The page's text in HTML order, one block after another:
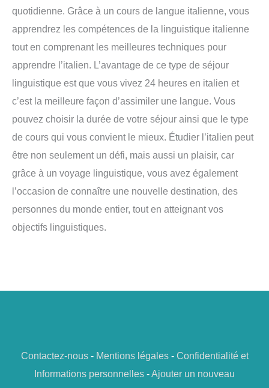
quotidienne. Grâce à un cours de langue italienne, vous
apprendrez les compétences de la linguistique italienne
tout en comprenant les meilleures techniques pour
apprendre l’italien. L’avantage de ce type de séjour
linguistique est que vous vivez 24 heures en italien et
c’est la meilleure façon d’assimiler une langue. Vous
pouvez choisir la durée de votre séjour ainsi que le type
de cours qui vous convient le mieux. Étudier l’italien peut
être non seulement un défi, mais aussi un plaisir, car
grâce à un voyage linguistique, vous avez également
l’occasion de connaître une nouvelle destination, des
personnes du monde entier, tout en atteignant vos
objectifs linguistiques.
Contactez-nous- Mentions légales- Confidentialité et
Informations personnelles -Ajouter un nouveau